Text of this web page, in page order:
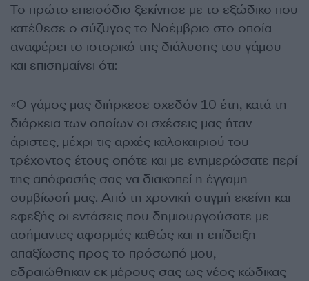
Το πρώτο επεισόδιο ξεκίνησε με το εξώδικο που
κατέθεσε ο σύζυγος το Νοέμβριο στο οποία
αναφέρει το ιστορικό της διάλυσης του γάμου
και επισημαίνει ότι:
«Ο γάμος μας διήρκεσε σχεδόν 10 έτη, κατά τη
διάρκεια των οποίων οι σχέσεις μας ήταν
άριστες, μέχρι τις αρχές καλοκαιριού του
τρέχοντος έτους οπότε και με ενημερώσατε περί
της απόφασής σας να διακοπεί η έγγαμη
συμβίωσή μας. Από τη χρονική στιγμή εκείνη και
εφεξής οι εντάσεις που δημιουργούσατε με
ασήμαντες αφορμές καθώς και η επίδειξη
απαξίωσης προς το πρόσωπό μου,
εδραιώθηκαν εκ μέρους σας ως νέος κώδικας